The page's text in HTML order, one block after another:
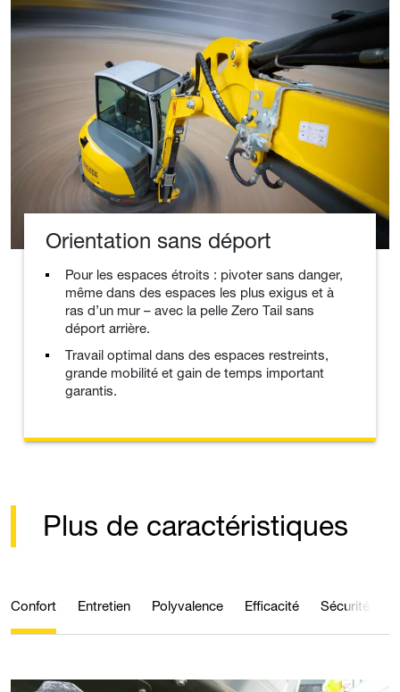
Orientation sans déport
Pour les espaces étroits : pivoter sans danger,
même dans des espaces les plus exigus et à
ras d’un mur – avec la pelle Zero Tail sans
déport arrière.
Travail optimal dans des espaces restreints,
grande mobilité et gain de temps important
garantis.
Plus de caractéristiques
Confort Entretien Polyvalence Efficacité Sécurité